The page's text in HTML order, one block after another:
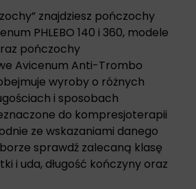
znajdziesz pończochy
PHLEBO 140 i 360, modele
pończochy
Avicenum Anti-Trombo
wyroby o różnych
i sposobach
do kompresjoterapii
ze wskazaniami danego
sprawdź zalecaną klasę
i uda, długość kończyny oraz